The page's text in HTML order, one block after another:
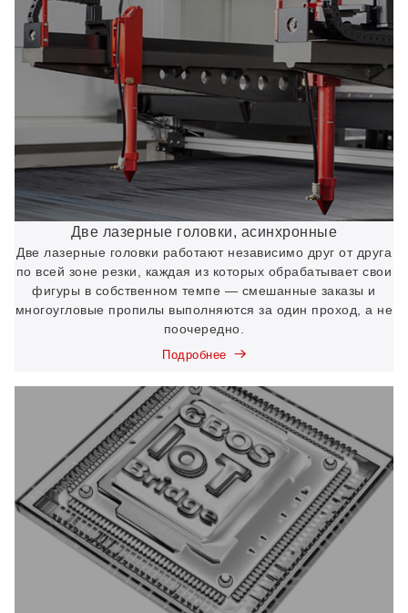
Две лазерные головки, асинхронные
Две лазерные головки работают независимо друг от друга
по всей зоне резки, каждая из которых обрабатывает свои
фигуры в собственном темпе — смешанные заказы и
многоугловые пропилы выполняются за один проход, а не
поочередно.
Подробнее